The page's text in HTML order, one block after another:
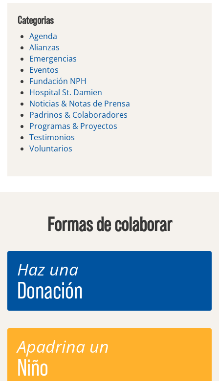
Categorias
Agenda
Alianzas
Emergencias
Eventos
Fundación NPH
Hospital St. Damien
Noticias & Notas de Prensa
Padrinos & Colaboradores
Programas & Proyectos
Testimonios
Voluntarios
Formas de colaborar
Haz una
Donación
Apadrina un
Niño